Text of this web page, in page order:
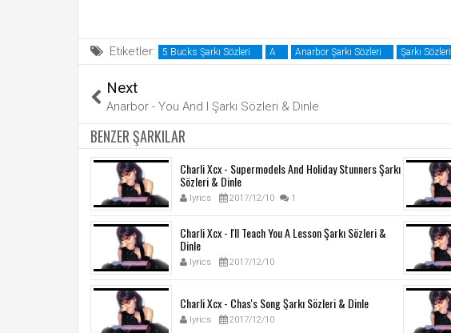
Etiketler: 5 Bucks Şarkı Sözleri A Anarbor Şarkı Sözleri Şarkı Sözleri
Next
Anarbor - You And I Şarkı Sözleri & Dinle
BENZER ŞARKILAR
Charli Xcx - Supermodels And Holiday Stunners Şarkı
Sözleri & Dinle
lyrics 2017/12/10 1
Charli Xcx - I'll Teach You A Lesson Şarkı Sözleri &
Dinle
lyrics 2017/12/10
Charli Xcx - Chas's Song Şarkı Sözleri & Dinle
lyrics 2017/12/10